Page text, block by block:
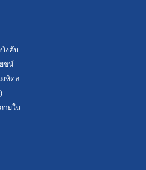
งคับ
ชน์
หิดล
ายใน